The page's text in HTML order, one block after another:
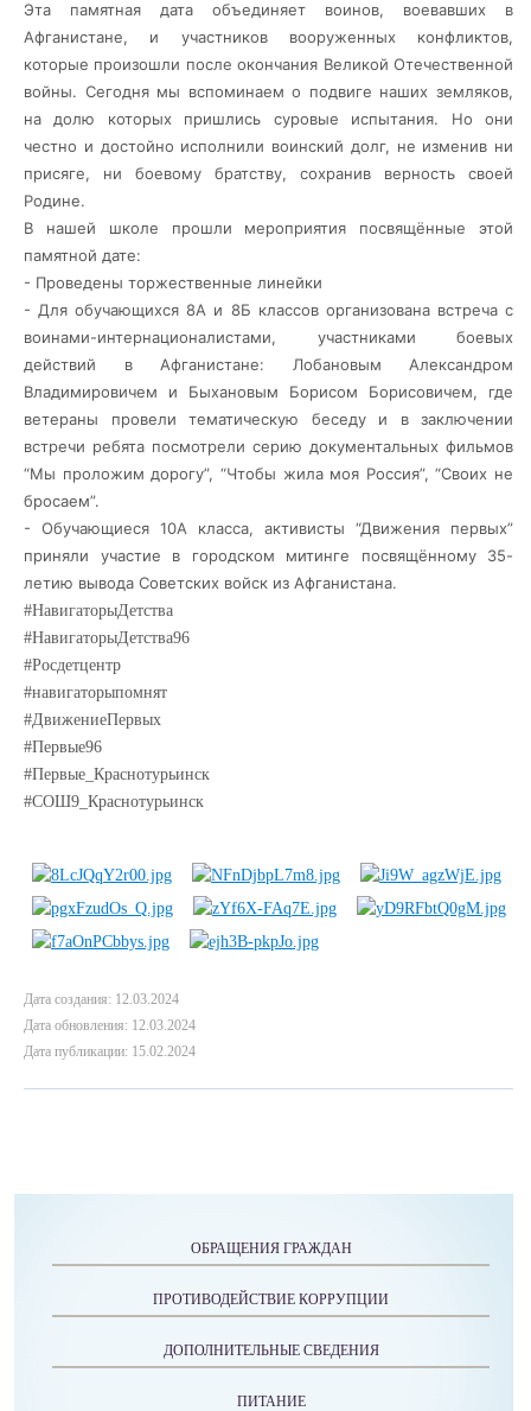
Эта памятная дата объединяет воинов, воевавших в
Афганистане, и участников вооруженных конфликтов,
которые произошли после окончания Великой Отечественной
войны. Сегодня мы вспоминаем о подвиге наших земляков,
на долю которых пришлись суровые испытания. Но они
честно и достойно исполнили воинский долг, не изменив ни
присяге, ни боевому братству, сохранив верность своей
Родине.
В нашей школе прошли мероприятия посвящённые этой
памятной дате:
- Проведены торжественные линейки
- Для обучающихся 8А и 8Б классов организована встреча с
воинами-интернационалистами, участниками боевых
действий в Афганистане: Лобановым Александром
Владимировичем и Быхановым Борисом Борисовичем, где
ветераны провели тематическую беседу и в заключении
встречи ребята посмотрели серию документальных фильмов
“Мы проложим дорогу”, “Чтобы жила моя Россия”, “Своих не
бросаем”.
- Обучающиеся 10А класса, активисты “Движения первых”
приняли участие в городском митинге посвящённому 35-
летию вывода Советских войск из Афганистана.
#НавигаторыДетства
#НавигаторыДетства96
#Росдетцентр
#навигаторыпомнят
#ДвижениеПервых
#Первые96
#Первые_Краснотурьинск
#СОШ9_Краснотурьинск
Дата создания: 12.03.2024
Дата обновления: 12.03.2024
Дата публикации: 15.02.2024
ОБРАЩЕНИЯ ГРАЖДАН
ПРОТИВОДЕЙСТВИЕ КОРРУПЦИИ
ДОПОЛНИТЕЛЬНЫЕ СВЕДЕНИЯ
ПИТАНИЕ